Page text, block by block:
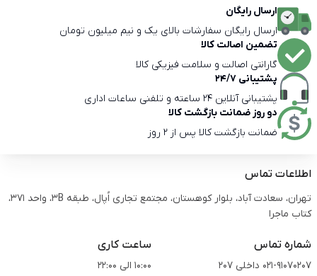
ارسال رایگان
ارسال رایگان سفارشات بالای یک و نیم میلیون تومان
تضمین اصالت کالا
گارانتی اصالت و سلامت فیزیکی کالا
پشتیبانی 24/7
پشتیبانی آنلاین 24 ساعته و تلفنی ساعات اداری
دو روز ضمانت بازگشت کالا
ضمانت بازگشت کالا پس از 2 روز
اطلاعات تماس
تهران، سعادت آباد، بلوار کوهستان، مجتمع تجاری اُپال، طبقه 3B، واحد 371،
کتاب ماجرا
شماره تماس
021-91070207 داخلی 207
ساعت کاری
10:00 الی 22:00